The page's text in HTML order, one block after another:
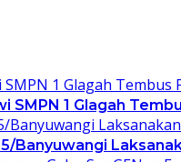
SMPN 1 Glagah
Banyuwangi